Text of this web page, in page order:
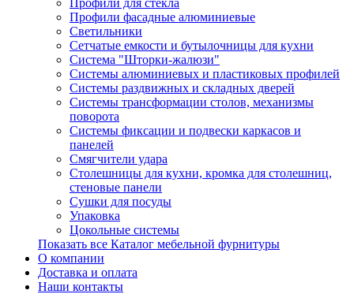
Профили для стекла
Профили фасадные алюминиевые
Светильники
Сетчатые емкости и бутылочницы для кухни
Система "Шторки-жалюзи"
Системы алюминиевых и пластиковых профилей
Системы раздвижных и складных дверей
Системы трансформации столов, механизмы
поворота
Системы фиксации и подвески каркасов и
панелей
Смягчители удара
Столешницы для кухни, кромка для столешниц,
стеновые панели
Сушки для посуды
Упаковка
Цокольные системы
Показать все Каталог мебельной фурнитуры
О компании
Доставка и оплата
Наши контакты